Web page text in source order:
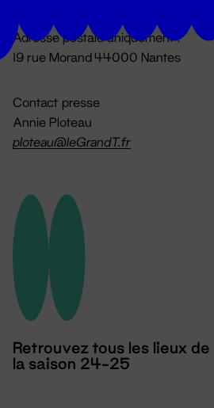
Adresse postale uniquement :
19 rue Morand 44000 Nantes
Contact presse
Annie Ploteau
ploteau@leGrandT.fr
Retrouvez tous les lieux de
la saison 24-25